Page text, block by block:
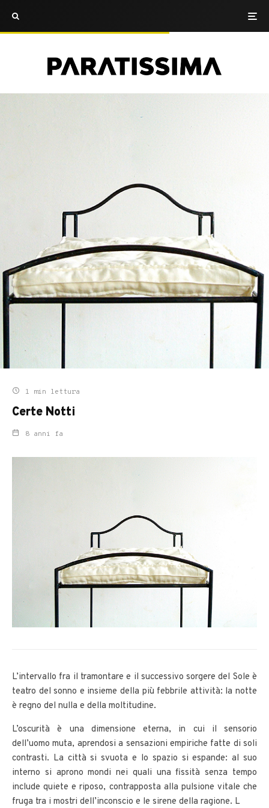
1 min lettura
Certe Notti
8 anni fa
L’intervallo fra il tramontare e il successivo sorgere del Sole è
teatro del sonno e insieme della più febbrile attività: la notte
è regno del nulla e della moltitudine.
L’oscurità è una dimensione eterna, in cui il sensorio
dell’uomo muta, aprendosi a sensazioni empiriche fatte di soli
contrasti. La città si svuota e lo spazio si espande: al suo
interno si aprono mondi nei quali una fissità senza tempo
include quiete e riposo, contrapposta alla pulsione vitale che
fruga tra i mostri dell’inconscio e le sirene della ragione. L